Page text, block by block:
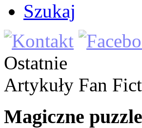
Szukaj
Ostatnie
Artykuły Fan
Magiczne